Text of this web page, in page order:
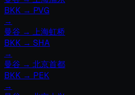
BKK → PVG
→
曼谷 → 上海虹桥
BKK → SHA
→
曼谷 → 北京首都
BKK → PEK
→